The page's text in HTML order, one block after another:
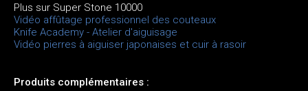
Plus sur Super Stone 10000
Vidéo affûtage professionnel des couteaux
Knife Academy - Atelier d'aiguisage
Vidéo pierres à aiguiser japonaises et cuir à rasoir
Produits complémentaires :